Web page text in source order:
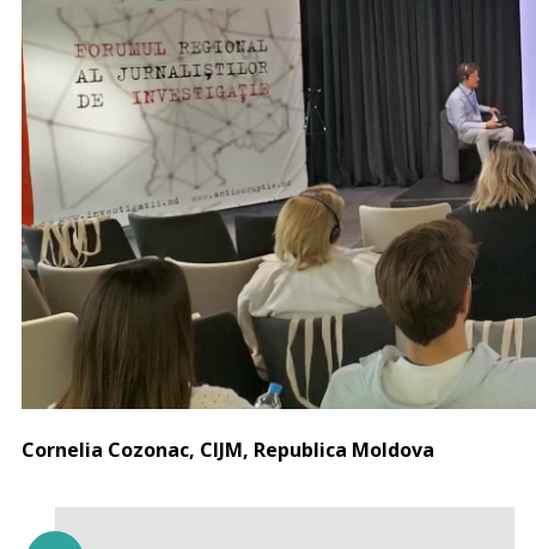
Cornelia Cozonac, CIJM, Republica Moldova